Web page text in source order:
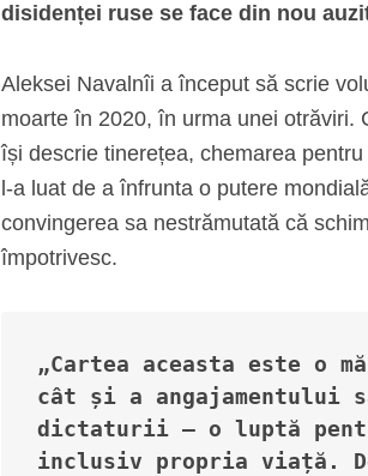
disidenței ruse se face din nou
Aleksei Navalnîi a început să scrie
moarte în 2020, în urma unei otrăviri.
își descrie tinerețea, chemarea
l-a luat de a înfrunta o putere
convingerea sa nestrămutată că
împotrivesc.
„Cartea aceasta este
cât și a angajamentului
dictaturii – o luptă
inclusiv propria viață.